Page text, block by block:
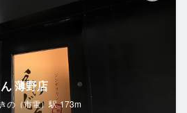
薄野店
の（市電） 駅 173m